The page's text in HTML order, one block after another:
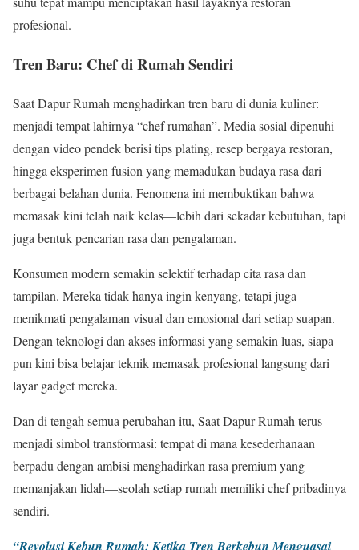
profesional.
Tren Baru: Chef di Rumah Sendiri
Saat Dapur Rumah menghadirkan tren baru di dunia kuliner:
menjadi tempat lahirnya “chef rumahan”. Media sosial dipenuhi
dengan video pendek berisi tips plating, resep bergaya restoran,
hingga eksperimen fusion yang memadukan budaya rasa dari
berbagai belahan dunia. Fenomena ini membuktikan bahwa
memasak kini telah naik kelas—lebih dari sekadar kebutuhan, tapi
juga bentuk pencarian rasa dan pengalaman.
Konsumen modern semakin selektif terhadap cita rasa dan
tampilan. Mereka tidak hanya ingin kenyang, tetapi juga
menikmati pengalaman visual dan emosional dari setiap suapan.
Dengan teknologi dan akses informasi yang semakin luas, siapa
pun kini bisa belajar teknik memasak profesional langsung dari
layar gadget mereka.
Dan di tengah semua perubahan itu, Saat Dapur Rumah terus
menjadi simbol transformasi: tempat di mana kesederhanaan
berpadu dengan ambisi menghadirkan rasa premium yang
memanjakan lidah—seolah setiap rumah memiliki chef pribadinya
sendiri.
“Revolusi Kebun Rumah: Ketika Tren Berkebun Menguasai